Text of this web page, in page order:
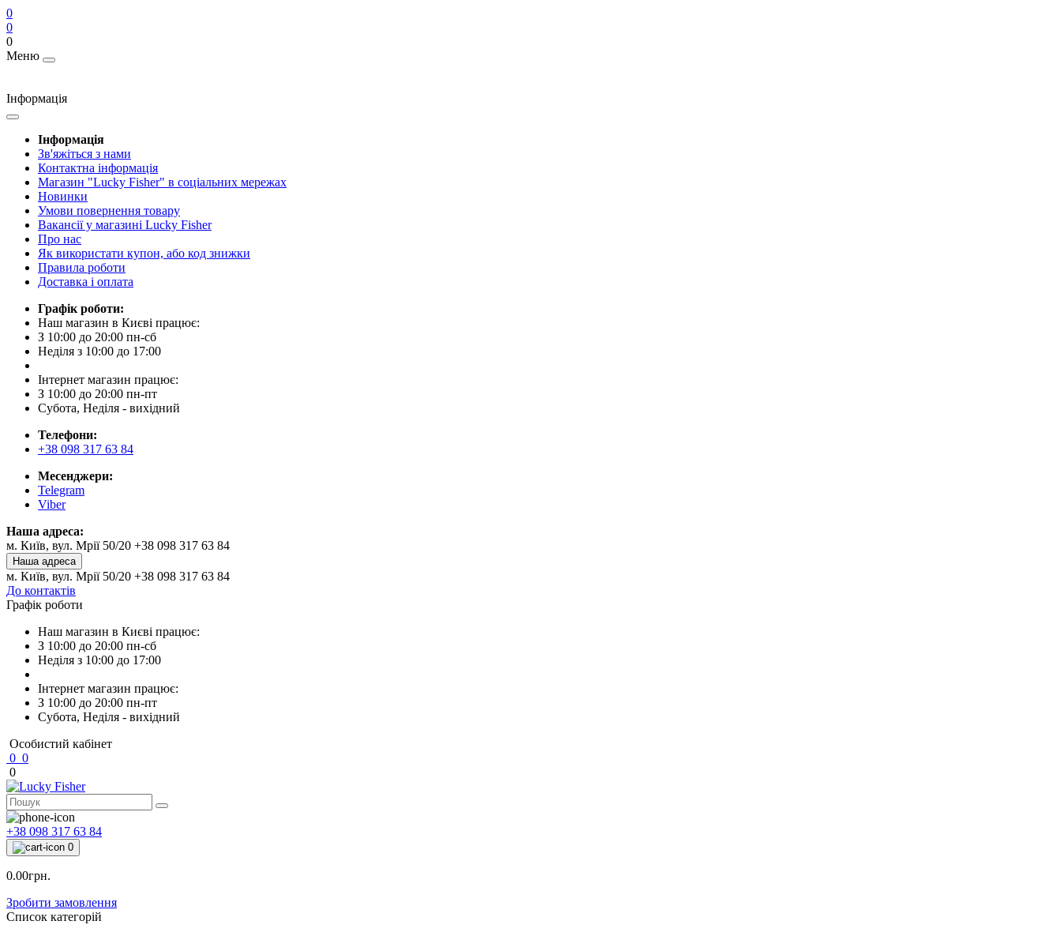
0
0
0
Меню
Інформація
Інформація
Зв'яжіться з нами
Контактна інформація
Магазин "Lucky Fisher" в соціальних мережах
Новинки
Умови повернення товару
Вакансії у магазині Lucky Fisher
Про нас
Як використати купон, або код знижки
Правила роботи
Доставка і оплата
Графік роботи:
Наш магазин в Києві працює:
З 10:00 до 20:00 пн-сб
Неділя з 10:00 до 17:00
Інтернет магазин працює:
З 10:00 до 20:00 пн-пт
Субота, Неділя - вихідний
Телефони:
+38 098 317 63 84
Месенджери:
Telegram
Viber
Наша адреса:
м. Київ, вул. Мрії 50/20 +38 098 317 63 84
Наша адреса
м. Київ, вул. Мрії 50/20 +38 098 317 63 84
До контактів
Графік роботи
Наш магазин в Києві працює:
З 10:00 до 20:00 пн-сб
Неділя з 10:00 до 17:00
Інтернет магазин працює:
З 10:00 до 20:00 пн-пт
Субота, Неділя - вихідний
Особистий кабінет
0 0
0
+38 098 317 63 84
0
0.00грн.
Зробити замовлення
Список категорій